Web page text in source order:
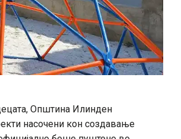
Општина Илинден
насочени кон создавање